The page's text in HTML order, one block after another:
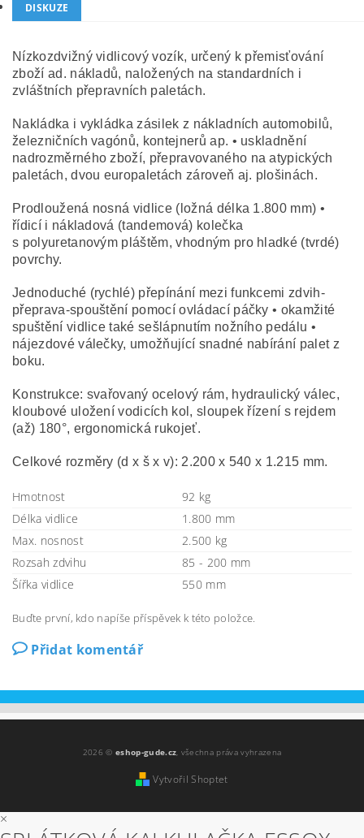
DISKUZE
Nízkozdvižný vidlicový vozík, určený k přemisťování
zboží ad. nákladů, naložených na standardních i
zvláštních přepravních paletách.
Nakládka i vykládka zásilek z nákladních automobilů,
železničních vagónů, kontejnerů ap. • uskladnění
nadrozměrného zboží, přepravovaného na atypických
paletách, dvou europaletách zároveň aj. plošinách.
Prodloužená nosná vidlice (ložná délka 1.800 mm) •
řídicí i nákladová (tandemová) kolečka
s polyuretanovým pláštěm, vhodným pro hladké (tvrdé)
povrchy.
Jednoduché (rychlé) přepínání mezi funkcemi zdvih-
přeprava-spouštění pomocí ovládací páčky • okamžité
spuštění vidlice také sešlápnutím nožního pedálu •
nájezdové válečky, umožňující snadné nabírání palet z
boku.
Konstrukce: svařovaný ocelový rám, hydraulický válec,
kloubové uložení vodicích kol, sloupek řízení s rejdem
(až) 180°, ergonomická rukojeť.
Celkové rozměry (d x š x v): 2.200 x 540 x 1.215 mm.
Hmotnost
92 kg
Délka vidlice
1.800 mm
Max. nosnost
2.500 kg
Rozsah zdvihu
85 - 200 mm
Šířka vidlice
550 mm
Buďte první, kdo napíše příspěvek k této položce.
Přidat komentář
2026 ©eshop-gude.cz, všechna práva vyhrazena
Vytvořil Shoptet
×